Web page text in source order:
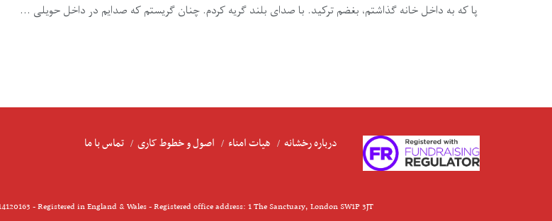
پا که به داخل خانه گذاشتم، بغضم ترکید. با صدای بلند گریه کردم. چنان گریستم که صدایم در داخل حویلی ...
درباره رخشانه هیات امناء اصول و خطوط کاری تماس با ما
- Registered in England & Wales - Registered office address: 1 The Sanctuary, London SW1P 3JT